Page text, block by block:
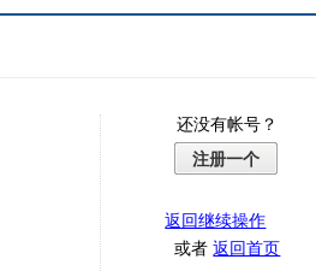
还没有帐号？
注册一个
返回继续操作
或者返回首页